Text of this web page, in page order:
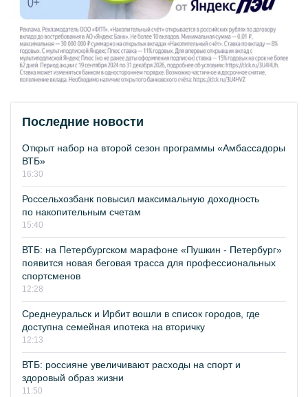
Последние новости
Открыт набор на второй сезон программы «Амбассадоры
ВТБ»
16:30
Россельхозбанк повысил максимальную доходность
по накопительным счетам
15:40
ВТБ: на Петербургском марафоне «Пушкин - Петербург»
появится новая беговая трасса для профессиональных
спортсменов
12:28
Среднеуральск и Ирбит вошли в список городов, где
доступна семейная ипотека на вторичку
12:13
ВТБ: россияне увеличивают расходы на спорт и
здоровый образ жизни
11:50